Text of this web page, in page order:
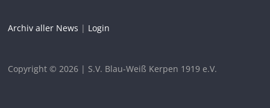
Archiv aller News | Login
Copyright © 2026 | S.V. Blau-Weiß Kerpen 1919 e.V.